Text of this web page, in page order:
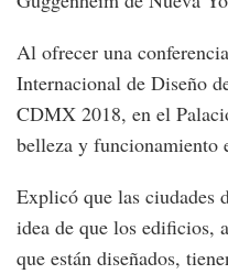
Al ofrecer una
Internacional de Diseño
CDMX 2018, en el
belleza y funcionamiento
Explicó que las ciudades
idea de que los edificios,
que están diseñados,